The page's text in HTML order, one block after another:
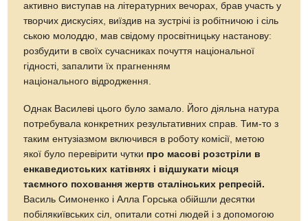
активно виступав на літературних вечорах, брав участь у
творчих дискусіях, виїздив на зустрічі із робітничою і сіль
ською молоддю, мав свідому просвітницьку настанову:
розбудити в своїх сучасниках почуття національної
гідності, запалити їх прагненням
національного відродження.
Однак Василеві цього було замало. Його діяльна натура
потребувала конкретних результативних справ.Тим-то з
таким ентузіазмом включився в роботу комісії, метою
якої було перевірити чутки про масові розстріли в
енкаведистських катівнях і відшукати місця
таємного поховання жертв сталінських репресій.
Василь Симоненко і Алла Горська обійшли десятки
побілякиївських сіл, опитали сотні людей і з допомогою